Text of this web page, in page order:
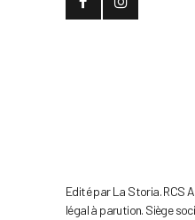
Edité par La Storia. RCS
légal à parution. Siège